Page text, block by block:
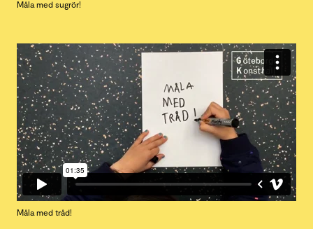
Måla med sugrör!
Måla med tråd!